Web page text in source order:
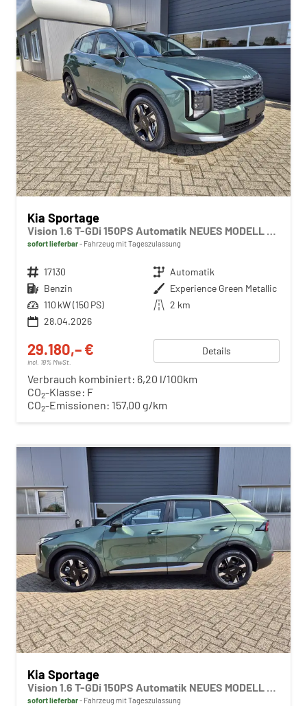
Kia Sportage
Vision 1.6 T-GDi 150PS Automatik NEUES MODELL MY26 FACELIFT Sitzheizung Lenkradheizung Klimaautomatik Navi Bluetooth Touchscreen Apple CarPlay Android Auto PDC v+h 17"LM Rückf.Kamera ACC 2x Keyless
sofort lieferbar Fahrzeug mit Tageszulassung
Fahrzeugnr. 17130 Getriebe Automatik
Kraftstoff Benzin Außenfarbe Experience Green Metallic
Leistung 110 kW (150 PS) Kilometerstand 2 km
28.04.2026
29.180,– €
incl. 19% MwSt.
Details
Verbrauch kombiniert: 6,20 l/100km
CO2-Klasse: F
CO2-Emissionen: 157,00 g/km
Kia Sportage
Vision 1.6 T-GDi 150PS Automatik NEUES MODELL MY26 FACELIFT Sitzheizung Lenkradheizung Klimaautomatik Navi Bluetooth Touchscreen Apple CarPlay Android Auto PDC v+h 17"LM Rückf.Kamera ACC 2x Keyless
sofort lieferbar Fahrzeug mit Tageszulassung